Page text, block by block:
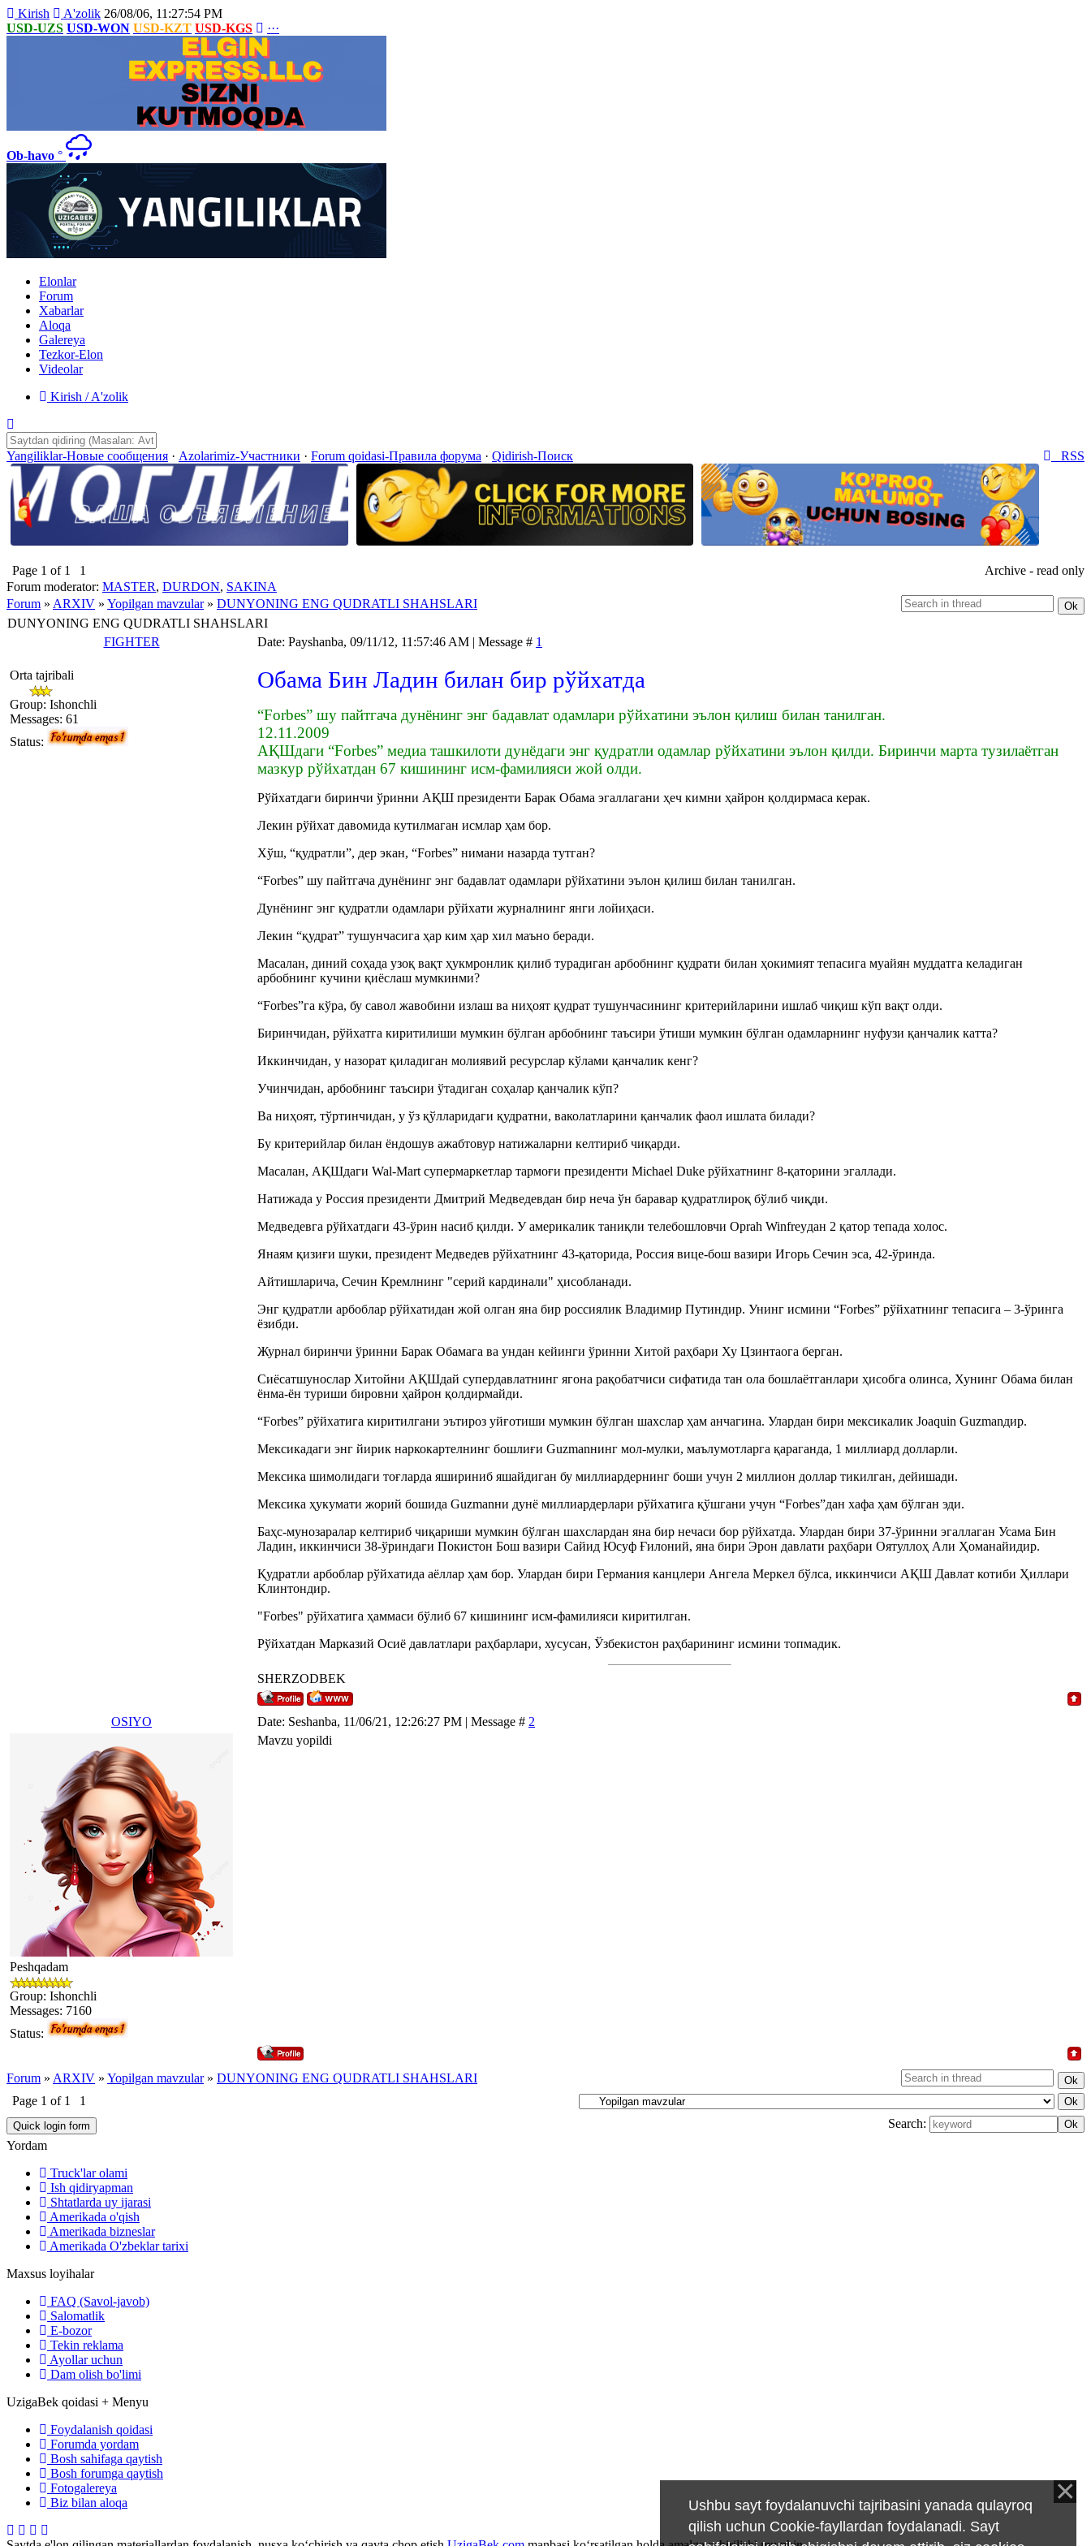
Kirish A'zolik 26/08/06, 11:27:54 PM
USD-UZS USD-WON USD-KZT USD-KGS ···
Ob-havo °
Elonlar
Forum
Xabarlar
Aloqa
Galereya
Tezkor-Elon
Videolar
Kirish / A'zolik
RSS
Yangiliklar-Новые сообщения · Azolarimiz-Участники · Forum qoidasi-Правила форума · Qidirish-Поиск
Page 1 of 1 1
Archive - read only
Forum moderator: MASTER, DURDON, SAKINA
Forum » ARXIV » Yopilgan mavzular » DUNYONING ENG QUDRATLI SHAHSLARI
DUNYONING ENG QUDRATLI SHAHSLARI
FIGHTER
Date: Payshanba, 09/11/12, 11:57:46 AM | Message # 1
Orta tajribali
Group: Ishonchli
Messages: 61
Status:
Обама Бин Ладин билан бир рўйхатда
“Forbes” шу пайтгача дунёнинг энг бадавлат одамлари рўйхатини эълон қилиш билан танилган.
12.11.2009
АҚШдаги “Forbes” медиа ташкилоти дунёдаги энг қудратли одамлар рўйхатини эълон қилди. Биринчи марта тузилаётган
мазкур рўйхатдан 67 кишининг исм-фамилияси жой олди.
Рўйхатдаги биринчи ўринни АҚШ президенти Барак Обама эгаллагани ҳеч кимни ҳайрон қолдирмаса керак.
Лекин рўйхат давомида кутилмаган исмлар ҳам бор.
Хўш, “қудратли”, дер экан, “Forbes” нимани назарда тутган?
“Forbes” шу пайтгача дунёнинг энг бадавлат одамлари рўйхатини эълон қилиш билан танилган.
Дунёнинг энг қудратли одамлари рўйхати журналнинг янги лойиҳаси.
Лекин “қудрат” тушунчасига ҳар ким ҳар хил маъно беради.
Масалан, диний соҳада узоқ вақт ҳукмронлик қилиб турадиган арбобнинг қудрати билан ҳокимият тепасига муайян муддатга келадиган
арбобнинг кучини қиёслаш мумкинми?
“Forbes”га кўра, бу савол жавобини излаш ва ниҳоят қудрат тушунчасининг критерийларини ишлаб чиқиш кўп вақт олди.
Биринчидан, рўйхатга киритилиши мумкин бўлган арбобнинг таъсири ўтиши мумкин бўлган одамларнинг нуфузи қанчалик катта?
Иккинчидан, у назорат қиладиган молиявий ресурслар кўлами қанчалик кенг?
Учинчидан, арбобнинг таъсири ўтадиган соҳалар қанчалик кўп?
Ва ниҳоят, тўртинчидан, у ўз қўлларидаги қудратни, ваколатларини қанчалик фаол ишлата билади?
Бу критерийлар билан ёндошув ажабтовур натижаларни келтириб чиқарди.
Масалан, АҚШдаги Wal-Mart супермаркетлар тармоғи президенти Michael Duke рўйхатнинг 8-қаторини эгаллади.
Натижада у Россия президенти Дмитрий Медведевдан бир неча ўн баравар қудратлироқ бўлиб чиқди.
Медведевга рўйхатдаги 43-ўрин насиб қилди. У америкалик таниқли телебошловчи Oprah Winfreyдан 2 қатор тепада холос.
Янаям қизиғи шуки, президент Медведев рўйхатнинг 43-қаторида, Россия вице-бош вазири Игорь Сечин эса, 42-ўринда.
Айтишларича, Сечин Кремлнинг "серий кардинали" ҳисобланади.
Энг қудратли арбоблар рўйхатидан жой олган яна бир россиялик Владимир Путиндир. Унинг исмини “Forbes” рўйхатнинг тепасига – 3-ўринга
ёзибди.
Журнал биринчи ўринни Барак Обамага ва ундан кейинги ўринни Хитой раҳбари Ху Цзинтаога берган.
Сиёсатшунослар Хитойни АҚШдай супердавлатнинг ягона рақобатчиси сифатида тан ола бошлаётганлари ҳисобга олинса, Хунинг Обама билан
ёнма-ён туриши бировни ҳайрон қолдирмайди.
“Forbes” рўйхатига киритилгани эътироз уйғотиши мумкин бўлган шахслар ҳам анчагина. Улардан бири мексикалик Joaquin Guzmanдир.
Мексикадаги энг йирик наркокартелнинг бошлиғи Guzmanнинг мол-мулки, маълумотларга қараганда, 1 миллиард долларли.
Мексика шимолидаги тоғларда яшириниб яшайдиган бу миллиардернинг боши учун 2 миллион доллар тикилган, дейишади.
Мексика ҳукумати жорий бошида Guzmanни дунё миллиардерлари рўйхатига қўшгани учун “Forbes”дан хафа ҳам бўлган эди.
Баҳс-мунозаралар келтириб чиқариши мумкин бўлган шахслардан яна бир нечаси бор рўйхатда. Улардан бири 37-ўринни эгаллаган Усама Бин
Ладин, иккинчиси 38-ўриндаги Покистон Бош вазири Сайид Юсуф Ғилоний, яна бири Эрон давлати раҳбари Оятуллоҳ Али Ҳоманайидир.
Қудратли арбоблар рўйхатида аёллар ҳам бор. Улардан бири Германия канцлери Ангела Меркел бўлса, иккинчиси АҚШ Давлат котиби Ҳиллари
Клинтондир.
"Forbes" рўйхатига ҳаммаси бўлиб 67 кишининг исм-фамилияси киритилган.
Рўйхатдан Марказий Осиё давлатлари раҳбарлари, хусусан, Ўзбекистон раҳбарининг исмини топмадик.
SHERZODBEK
OSIYO Date: Seshanba, 11/06/21, 12:26:27 PM | Message # 2
Peshqadam
Group: Ishonchli
Messages: 7160
Status:
Mavzu yopildi
Forum » ARXIV » Yopilgan mavzular » DUNYONING ENG QUDRATLI SHAHSLARI
Page 1 of 1
1
Search:
Yordam
Truck'lar olami
Ish qidiryapman
Shtatlarda uy ijarasi
Amerikada o'qish
Amerikada bizneslar
Amerikada O'zbeklar tarixi
Maxsus loyihalar
FAQ (Savol-javob)
Salomatlik
E-bozor
Tekin reklama
Ayollar uchun
Dam olish bo'limi
UzigaBek qoidasi + Menyu
Foydalanish qoidasi
Forumda yordam
Bosh sahifaga qaytish
Bosh forumga qaytish
Fotogalereya
Biz bilan aloqa
Ushbu sayt foydalanuvchi tajribasini yanada qulayroq
qilish uchun Cookie-fayllardan foydalanadi. Sayt